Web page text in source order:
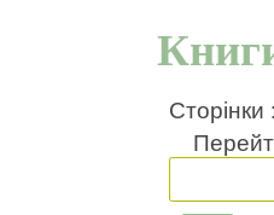
Сторінки :